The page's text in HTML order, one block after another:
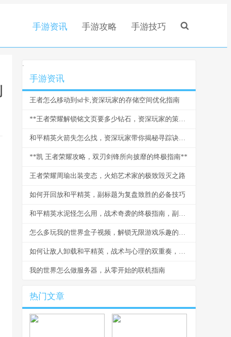
手游资讯 手游攻略 手游技巧
.
手游资讯
王者怎么移动到sd卡,资深玩家的存储空间优化指南
**王者荣耀解锁铭文页要多少钻石，资深玩家的策略与情怀**
和平精英火箭失怎么找，资深玩家带你揭秘寻踪诀窍副标题
**凯 王者荣耀攻略，双刃剑锋所向披靡的终极指南**
王者荣耀周瑜出装变态，火焰艺术家的极致毁灭之路
如何开回放和平精英，副标题为复盘致胜的必备技巧
和平精英水泥怪怎么用，战术奇袭的终极指南，副标题，水泥丛林中的隐形杀手
怎么多玩我的世界盒子视频，解锁无限游戏乐趣的钥匙
如何让敌人卸载和平精英，战术与心理的双重奏，副标题，一场没有硝烟的战争
我的世界怎么做服务器，从零开始的联机指南
热门文章